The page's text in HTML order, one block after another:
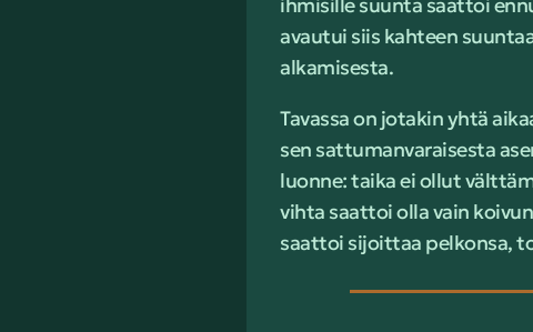
avautui siis kahteen
alkamisesta.
Tavassa on jotakin yhtä
sen sattumanvaraisesta
luonne: taika ei ollut
vihta saattoi olla vain
saattoi sijoittaa pelkonsa,